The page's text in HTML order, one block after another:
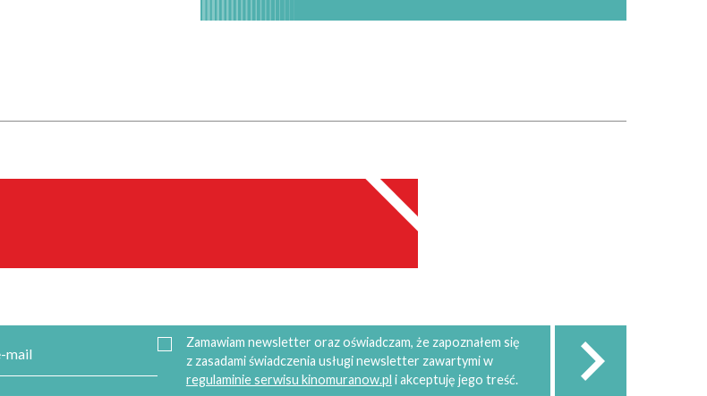
Zamawiam newsletter oraz oświadczam, że zapoznałem się
z zasadami świadczenia usługi newsletter zawartymi w
regulaminie serwisu kinomuranow.pl i akceptuję jego treść.